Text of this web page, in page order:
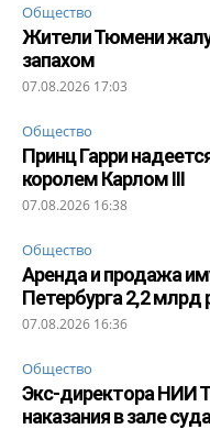
Общество
Жители Тюмени
запахом
07.08.2026 17:03
Общество
Принц Гарри
королем Карлом III
07.08.2026 16:38
Общество
Аренда и продажа
Петербурга 2,2 млрд
07.08.2026 16:36
Общество
Экс-директора НИИ
наказания в зале